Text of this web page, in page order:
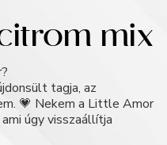
mix
tagja, az
💗 Nekem a Little Amor
úgy visszaállítja